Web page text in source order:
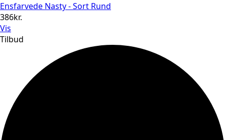
Ensfarvede Nasty - Sort Rund
386kr.
Vis
Tilbud